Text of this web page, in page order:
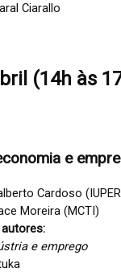
Ciarallo
(14h às
e
Cardoso
Moreira (MCTI)
e emprego